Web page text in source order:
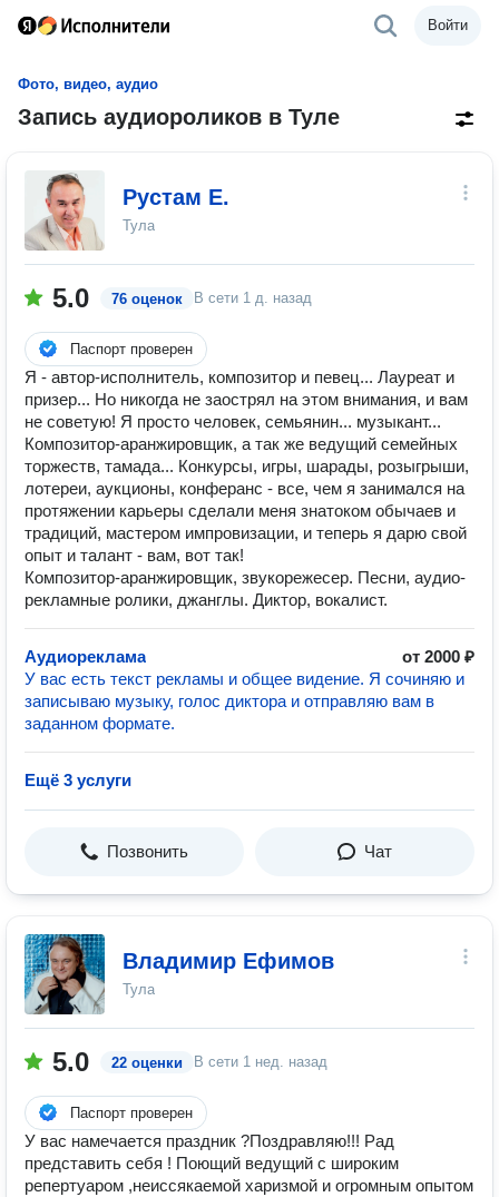
Войти
Фото, видео, аудио
Запись аудиороликов в Туле
Рустам Е.
Тула
5.0 76 оценок В сети 1 д. назад
Паспорт проверен
Я - автор-исполнитель, композитор и певец... Лауреат и
призер... Но никогда не заострял на этом внимания, и вам
не советую! Я просто человек, семьянин... музыкант...
Композитор-аранжировщик, а так же ведущий семейных
торжеств, тамада... Конкурсы, игры, шарады, розыгрыши,
лотереи, аукционы, конферанс - все, чем я занимался на
протяжении карьеры сделали меня знатоком обычаев и
традиций, мастером импровизации, и теперь я дарю свой
опыт и талант - вам, вот так!
Композитор-аранжировщик, звукорежесер. Песни, аудио-
рекламные ролики, джанглы. Диктор, вокалист.
Аудиореклама
от 2000 ₽
У вас есть текст рекламы и общее видение. Я сочиняю и
записываю музыку, голос диктора и отправляю вам в
заданном формате.
Ещё 3 услуги
Позвонить Чат
Владимир Ефимов
Тула
5.0 22 оценки В сети 1 нед. назад
Паспорт проверен
У вас намечается праздник ?Поздравляю!!! Рад
представить себя ! Поющий ведущий с широким
репертуаром ,неиссякаемой харизмой и огромным опытом